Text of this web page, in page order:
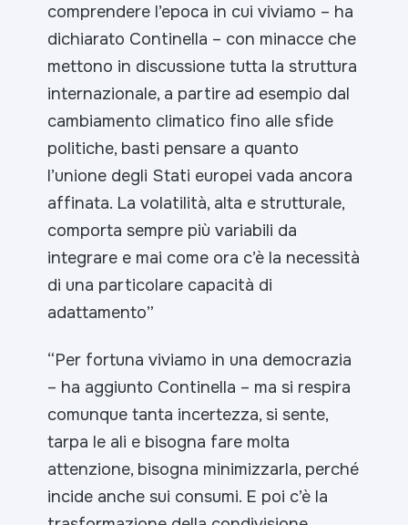
comprendere l’epoca in cui viviamo – ha
dichiarato Continella – con minacce che
mettono in discussione tutta la struttura
internazionale, a partire ad esempio dal
cambiamento climatico fino alle sfide
politiche, basti pensare a quanto
l’unione degli Stati europei vada ancora
affinata. La volatilità, alta e strutturale,
comporta sempre più variabili da
integrare e mai come ora c’è la necessità
di una particolare capacità di
adattamento”
“Per fortuna viviamo in una democrazia
– ha aggiunto Continella – ma si respira
comunque tanta incertezza, si sente,
tarpa le ali e bisogna fare molta
attenzione, bisogna minimizzarla, perché
incide anche sui consumi. E poi c’è la